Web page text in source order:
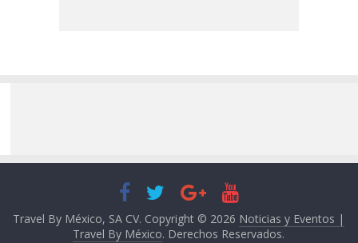
Travel By México, SA CV. Copyright © 2026 Noticias y Eventos |
Travel By México. Derechos Reservados.